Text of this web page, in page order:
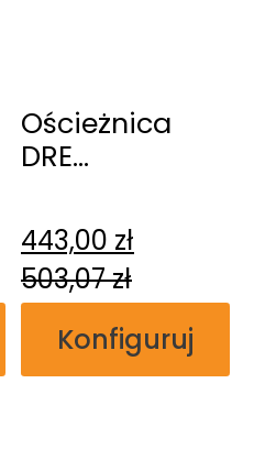
Ościeżnica
DRE
przylgowa
T80
443,00 zł
503,07zł
Konfiguruj